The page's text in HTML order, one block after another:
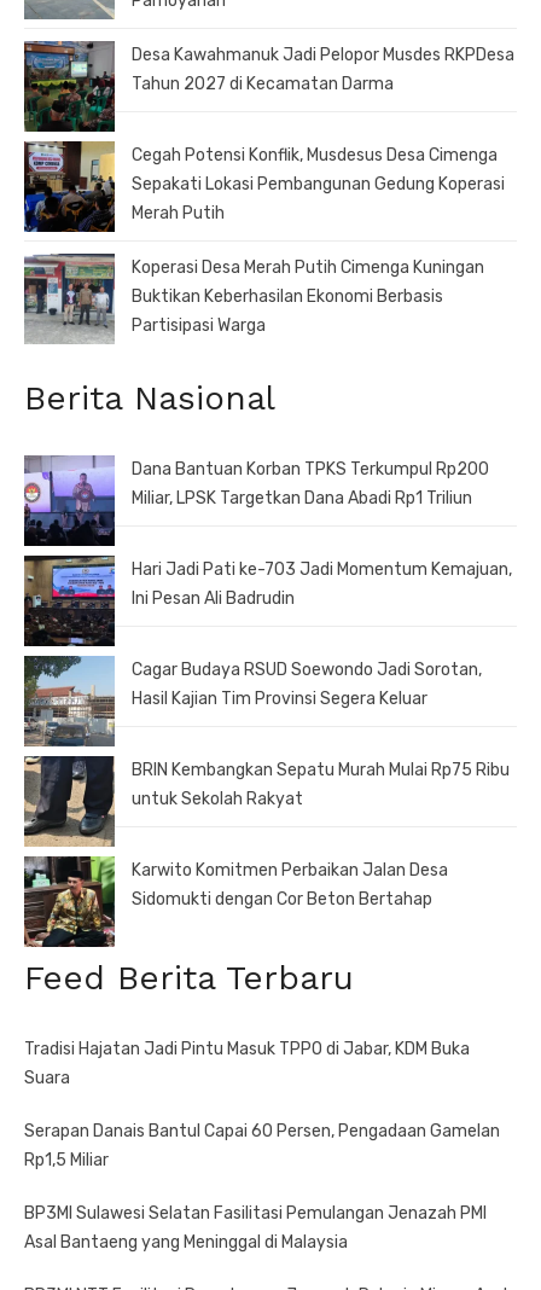
Desa Kawahmanuk Jadi Pelopor Musdes RKPDesa
Tahun 2027 di Kecamatan Darma
Cegah Potensi Konflik, Musdesus Desa Cimenga
Sepakati Lokasi Pembangunan Gedung Koperasi
Merah Putih
Koperasi Desa Merah Putih Cimenga Kuningan
Buktikan Keberhasilan Ekonomi Berbasis
Partisipasi Warga
Berita Nasional
Dana Bantuan Korban TPKS Terkumpul Rp200
Miliar, LPSK Targetkan Dana Abadi Rp1 Triliun
Hari Jadi Pati ke-703 Jadi Momentum Kemajuan,
Ini Pesan Ali Badrudin
Cagar Budaya RSUD Soewondo Jadi Sorotan,
Hasil Kajian Tim Provinsi Segera Keluar
BRIN Kembangkan Sepatu Murah Mulai Rp75 Ribu
untuk Sekolah Rakyat
Karwito Komitmen Perbaikan Jalan Desa
Sidomukti dengan Cor Beton Bertahap
Feed Berita Terbaru
Tradisi Hajatan Jadi Pintu Masuk TPPO di Jabar, KDM Buka
Suara
Serapan Danais Bantul Capai 60 Persen, Pengadaan Gamelan
Rp1,5 Miliar
BP3MI Sulawesi Selatan Fasilitasi Pemulangan Jenazah PMI
Asal Bantaeng yang Meninggal di Malaysia